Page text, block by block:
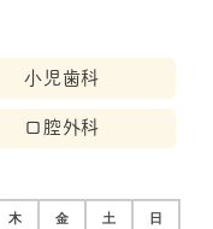
小児歯科
口腔外科
木 金 土 日